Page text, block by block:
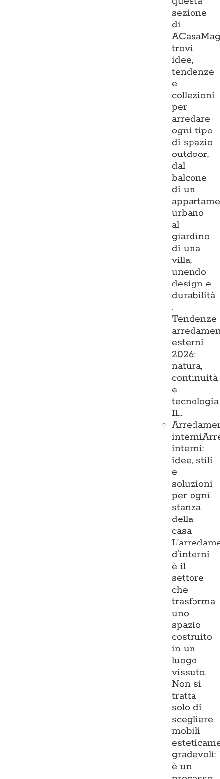
sezione
di
trovi
idee,
tendenze
e
collezioni
per
arredare
ogni tipo
di spazio
outdoor,
dal
balcone
di un
urbano
al
giardino
di una
villa,
unendo
design e
durabilità
.
Tendenze
esterni
2026:
natura,
continuità
e
tecnologia
Il…
interni
interni:
idee, stili
e
soluzioni
per ogni
stanza
della
casa
d’interni
è il
settore
che
trasforma
uno
spazio
costruito
in un
luogo
vissuto.
Non si
tratta
solo di
scegliere
mobili
gradevoli:
è un